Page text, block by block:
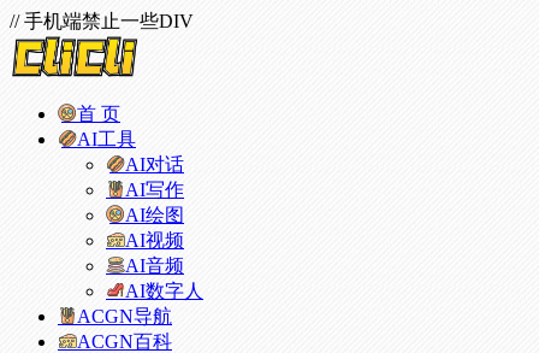
// 手机端禁止一些DIV
首 页
AI工具
AI对话
AI写作
AI绘图
AI视频
AI音频
AI数字人
ACGN导航
ACGN百科